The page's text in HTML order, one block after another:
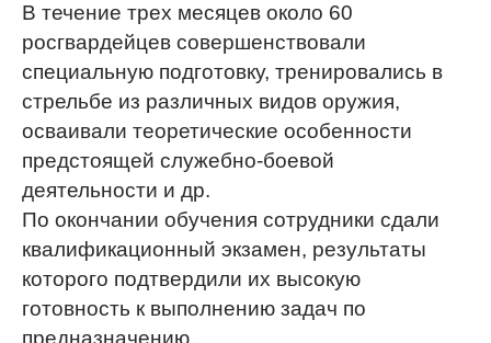
В течение трех месяцев около 60
росгвардейцев совершенствовали
специальную подготовку, тренировались в
стрельбе из различных видов оружия,
осваивали теоретические особенности
предстоящей служебно-боевой
деятельности и др.
По окончании обучения сотрудники сдали
квалификационный экзамен, результаты
которого подтвердили их высокую
готовность к выполнению задач по
предназначению.